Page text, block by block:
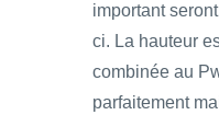
important
ci. La hauteur
combinée au
parfaitement